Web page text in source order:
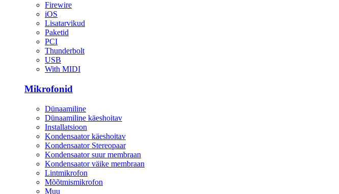
Firewire
iOS
Lisatarvikud
Paketid
PCI
Thunderbolt
USB
With MIDI
Mikrofonid
Dünaamiline
Dünaamiline käeshoitav
Installatsioon
Kondensaator käeshoitav
Kondensaator Stereopaar
Kondensaator suur membraan
Kondensaator väike membraan
Lintmikrofon
Mõõtmismikrofon
Muu